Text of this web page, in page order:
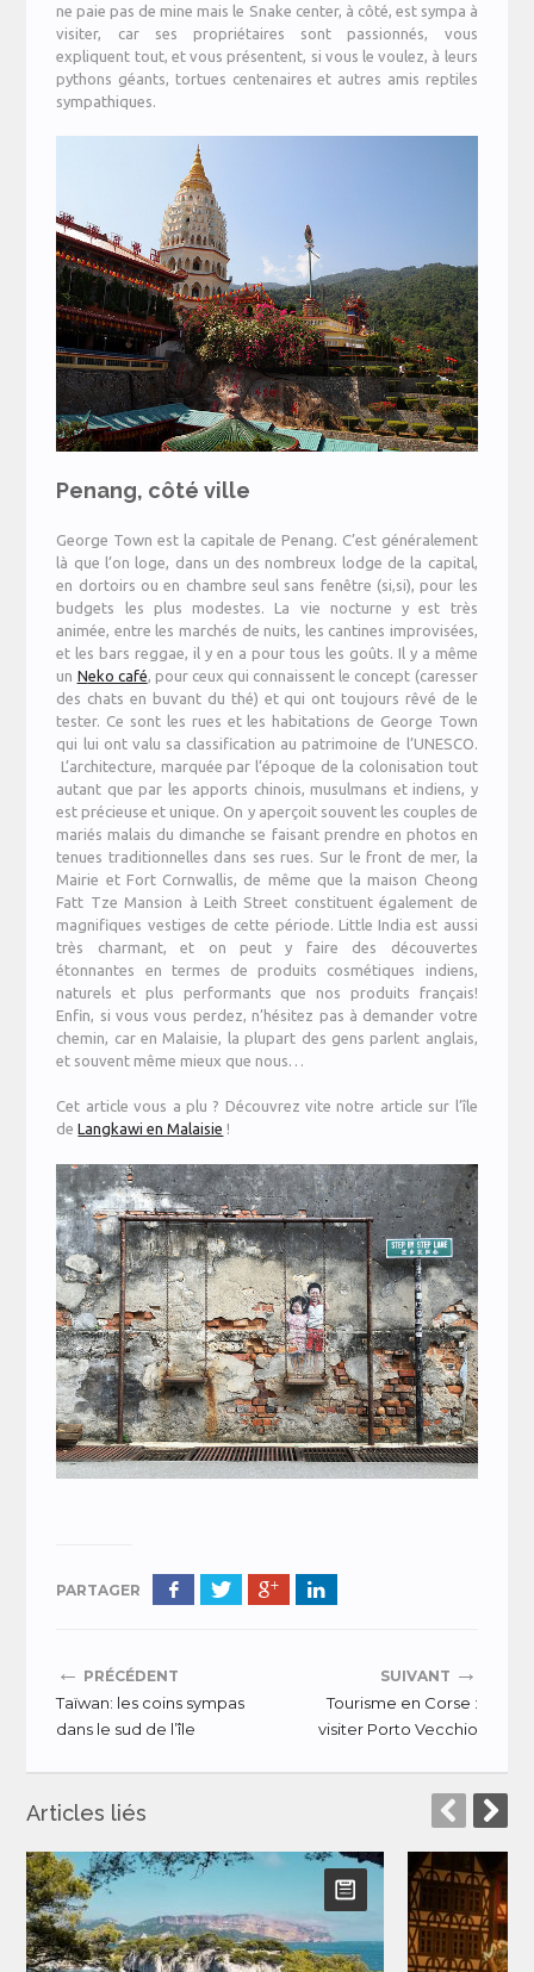
ne paie pas de mine mais le Snake center, à côté, est sympa à
visiter, car ses propriétaires sont passionnés, vous
expliquent tout, et vous présentent, si vous le voulez, à leurs
pythons géants, tortues centenaires et autres amis reptiles
sympathiques.
Penang, côté ville
George Town est la capitale de Penang. C’est généralement
là que l’on loge, dans un des nombreux lodge de la capital,
en dortoirs ou en chambre seul sans fenêtre (si,si), pour les
budgets les plus modestes. La vie nocturne y est très
animée, entre les marchés de nuits, les cantines improvisées,
et les bars reggae, il y en a pour tous les goûts. Il y a même
un Neko café , pour ceux qui connaissent le concept (caresser
des chats en buvant du thé) et qui ont toujours rêvé de le
tester. Ce sont les rues et les habitations de George Town
qui lui ont valu sa classification au patrimoine de l’UNESCO.
L’architecture, marquée par l’époque de la colonisation tout
autant que par les apports chinois, musulmans et indiens, y
est précieuse et unique. On y aperçoit souvent les couples de
mariés malais du dimanche se faisant prendre en photos en
tenues traditionnelles dans ses rues. Sur le front de mer, la
Mairie et Fort Cornwallis, de même que la maison Cheong
Fatt Tze Mansion à Leith Street constituent également de
magnifiques vestiges de cette période. Little India est aussi
très charmant, et on peut y faire des découvertes
étonnantes en termes de produits cosmétiques indiens,
naturels et plus performants que nos produits français!
Enfin, si vous vous perdez, n’hésitez pas à demander votre
chemin, car en Malaisie, la plupart des gens parlent anglais,
et souvent même mieux que nous…
Cet article vous a plu ? Découvrez vite notre article sur l’île
deLangkawi en Malaisie !
PARTAGER
← PRÉCÉDENT
Taïwan: les coins sympas
dans le sud de l’île
SUIVANT →
Tourisme en Corse :
visiter Porto Vecchio
Articles liés